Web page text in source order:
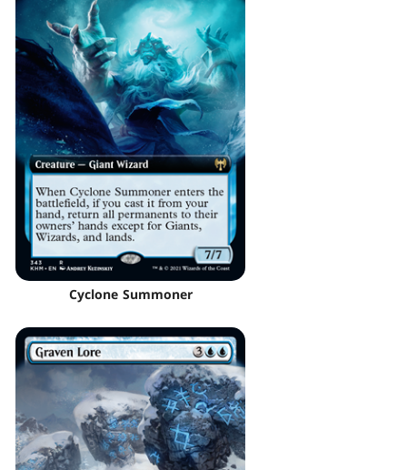
Cyclone Summoner